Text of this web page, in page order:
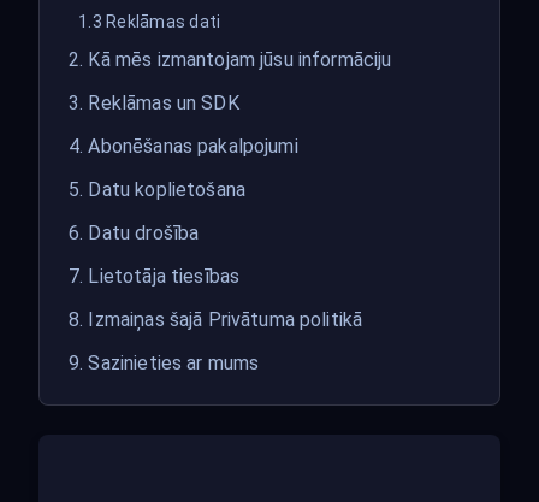
1.3 Reklāmas dati
2. Kā mēs izmantojam jūsu informāciju
3. Reklāmas un SDK
4. Abonēšanas pakalpojumi
5. Datu koplietošana
6. Datu drošība
7. Lietotāja tiesības
8. Izmaiņas šajā Privātuma politikā
9. Sazinieties ar mums